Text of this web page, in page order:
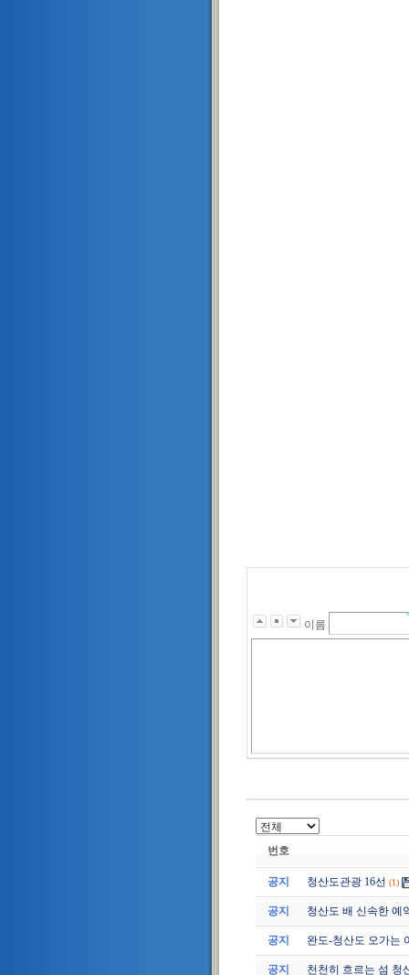
이름
번호
공지 청산도관광 16선 (1)
공지 청산도 배 신속한 예
공지 완도-청산도 오가는
공지 천천히 흐르는 섬 청